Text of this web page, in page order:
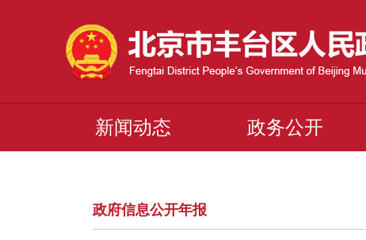
新闻动态 政务公开
政府信息公开年报